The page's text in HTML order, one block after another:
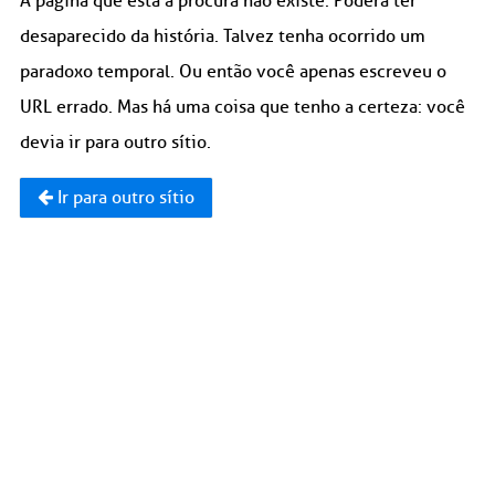
desaparecido da história. Talvez tenha ocorrido um
paradoxo temporal. Ou então você apenas escreveu o
URL errado. Mas há uma coisa que tenho a certeza: você
devia ir para outro sítio.
Ir para outro sítio